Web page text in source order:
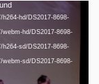
hd/DS2017-8698-
hd/DS2017-8698-
sd/DS2017-8698-
sd/DS2017-8698-